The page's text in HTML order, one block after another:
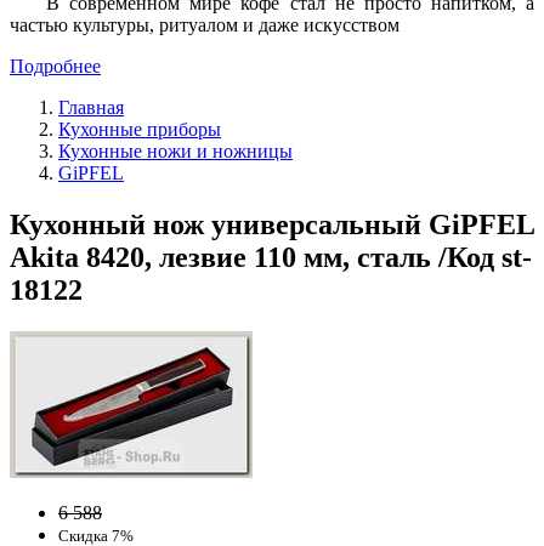
частью культуры, ритуалом и даже искусством
Подробнее
Главная
Кухонные приборы
Кухонные ножи и ножницы
GiPFEL
Кухонный нож универсальный GiPFEL
Akita 8420, лезвие 110 мм, сталь /Код st-
18122
6 588
Скидка 7%